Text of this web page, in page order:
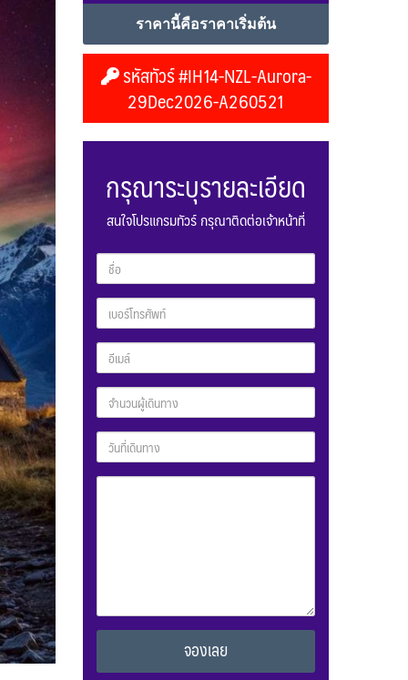
ราคานี้คือราคาเริ่มต้น
รหัสทัวร์ #IH14-NZL-Aurora-
29Dec2026-A260521
กรุณาระบุรายละเอียด
สนใจโปรแกรมทัวร์ กรุณาติดต่อเจ้าหน้าที่